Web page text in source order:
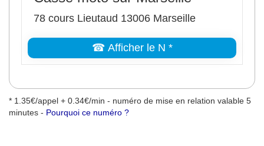
78 cours Lieutaud 13006 Marseille
☎ Afficher le N *
* 1.35€/appel + 0.34€/min - numéro de mise en relation valable 5
minutes - Pourquoi ce numéro ?